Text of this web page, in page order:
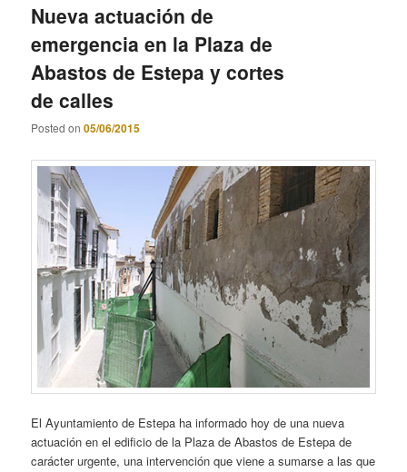
Nueva actuación de
emergencia en la Plaza de
Abastos de Estepa y cortes
de calles
Posted on05/06/2015
El Ayuntamiento de Estepa ha informado hoy de una nueva
actuación en el edificio de la Plaza de Abastos de Estepa de
carácter urgente, una intervención que viene a sumarse a las que